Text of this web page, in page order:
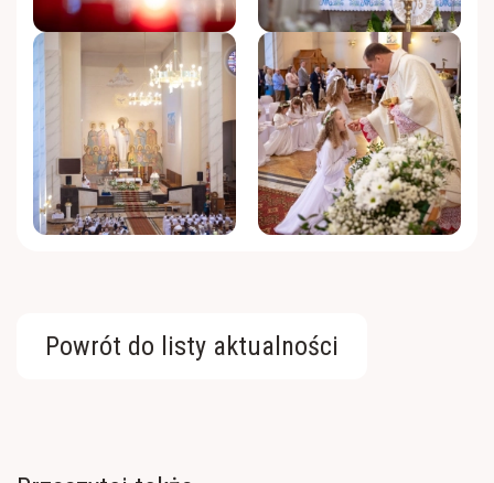
Powrót do listy aktualności